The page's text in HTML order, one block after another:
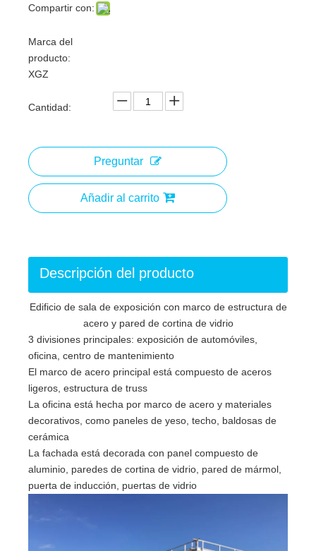
Compartir con:
Marca del
producto:
XGZ
Cantidad:
Preguntar
Añadir al carrito
Descripción del producto
Edificio de sala de exposición con marco de estructura de
acero y pared de cortina de vidrio
3 divisiones principales: exposición de automóviles,
oficina, centro de mantenimiento
El marco de acero principal está compuesto de aceros
ligeros, estructura de truss
La oficina está hecha por marco de acero y materiales
decorativos, como paneles de yeso, techo, baldosas de
cerámica
La fachada está decorada con panel compuesto de
aluminio, paredes de cortina de vidrio, pared de mármol,
puerta de inducción, puertas de vidrio